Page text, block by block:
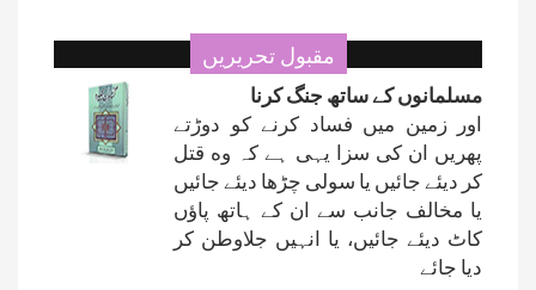
مقبول تحریریں
مسلمانوں کے ساتھ جنگ کرنا
اور زمین میں فساد کرنے کو دوڑتے
پھریں ان کی سزا یہی ہے کہ وه قتل
کر دیئے جائیں یا سولی چڑھا دیئے جائیں
یا مخالف جانب سے ان کے ہاتھ پاؤں
کاٹ دیئے جائیں، یا انہیں جلاوطن کر
دیا جائے